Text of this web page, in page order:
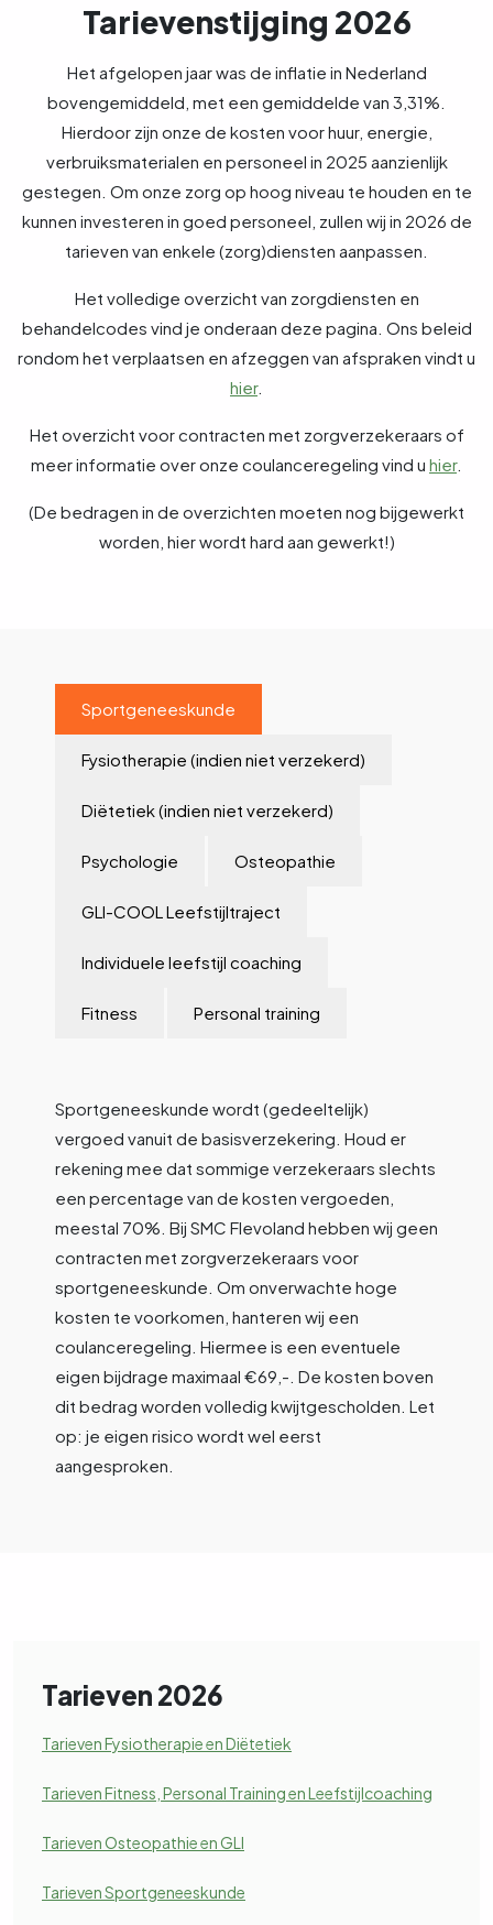
Tarievenstijging 2026
Het afgelopen jaar was de inflatie in Nederland
bovengemiddeld, met een gemiddelde van 3,31%.
Hierdoor zijn onze de kosten voor huur, energie,
verbruiksmaterialen en personeel in 2025 aanzienlijk
gestegen. Om onze zorg op hoog niveau te houden en te
kunnen investeren in goed personeel, zullen wij in 2026 de
tarieven van enkele (zorg)diensten aanpassen.
Het volledige overzicht van zorgdiensten en
behandelcodes vind je onderaan deze pagina. Ons beleid
rondom het verplaatsen en afzeggen van afspraken vindt u
hier.
Het overzicht voor contracten met zorgverzekeraars of
meer informatie over onze coulanceregeling vind u hier.
(De bedragen in de overzichten moeten nog bijgewerkt
worden, hier wordt hard aan gewerkt!)
Sportgeneeskunde
Fysiotherapie (indien niet verzekerd)
Diëtetiek (indien niet verzekerd)
Psychologie Osteopathie
GLI-COOL Leefstijltraject
Individuele leefstijl coaching
Fitness Personal training
Sportgeneeskunde wordt (gedeeltelijk)
vergoed vanuit de basisverzekering. Houd er
rekening mee dat sommige verzekeraars slechts
een percentage van de kosten vergoeden,
meestal 70%. Bij SMC Flevoland hebben wij geen
contracten met zorgverzekeraars voor
sportgeneeskunde. Om onverwachte hoge
kosten te voorkomen, hanteren wij een
coulanceregeling. Hiermee is een eventuele
eigen bijdrage maximaal €69,-. De kosten boven
dit bedrag worden volledig kwijtgescholden. Let
op: je eigen risico wordt wel eerst
aangesproken.
Tarieven 2026
Tarieven Fysiotherapie en Diëtetiek
Tarieven Fitness, Personal Training en Leefstijlcoaching
Tarieven Osteopathie en GLI
Tarieven Sportgeneeskunde